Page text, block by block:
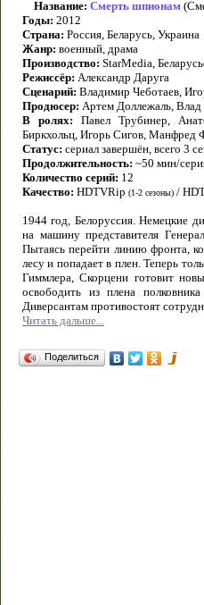
Карточный домик
3 сезон
Лучше звоните Солу
Название: Смерть шпионам
Годы: 2012
Страна: Россия, Беларусь, Украина
Жанр: военный, драма
Производство: StarMedia,
Режиссёр: Александр Даруга
Сценарий: Владимир Чеботаев,
Продюсер: Артем Доллежаль,
В ролях: Павел Трубинер,
Биркхольц, Игорь Сигов, Манфред
Статус: сериал завершён, всего 3
Продолжительность: ~50 мин/
Количество серий: 12
Качество: HDTVRip (1-2 сезоны) /
1944 год, Белоруссия. Немецкие
на машину представителя
Пытаясь перейти линию фронта,
лесу и попадает в плен. Теперь
Гиммлера, Скорцени готовит
освободить из плена
Диверсантам противостоят
Читать дальше...
Поделиться